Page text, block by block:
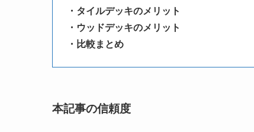
・タイルデッキのメリット
・ウッドデッキのメリット
・比較まとめ
本記事の信頼度